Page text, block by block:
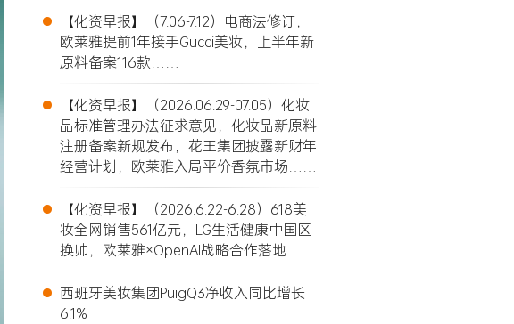
•
【化资早报】（7.06-7.12）电商法修订，
欧莱雅提前1年接手Gucci美妆，上半年新
原料备案116款……
•
【化资早报】（2026.06.29-07.05）化妆
品标准管理办法征求意见，化妆品新原料
注册备案新规发布，花王集团披露新财年
经营计划，欧莱雅入局平价香氛市场……
•
【化资早报】（2026.6.22-6.28）618美
妆全网销售561亿元，LG生活健康中国区
换帅，欧莱雅×OpenAI战略合作落地
• 西班牙美妆集团PuigQ3净收入同比增长
6.1%